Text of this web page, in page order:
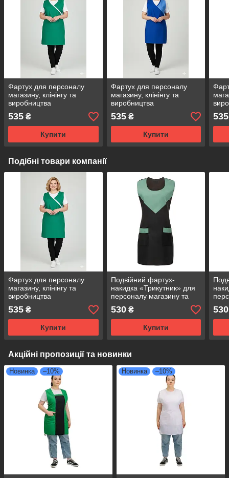
Фартух для персоналу
магазину, клінінгу та
виробництва
універсальний розмір
зелений
535 ₴
Купити
Фартух для персоналу
магазину, клінінгу та
виробництва
універсальний розмір
електрик з блакитний
535₴
Купити
535
Подібні товари компанії
Фартух для персоналу
магазину, клінінгу та
виробництва
зелений
535 ₴
Купити
Подвійний фартух-
накидка «Трикутник» для
персоналу магазину та
клінінгу, габардин чорний
з оливковим
530₴
Купити
530
Акційні пропозиції та новинки
Новинка –10% Новинка –10%